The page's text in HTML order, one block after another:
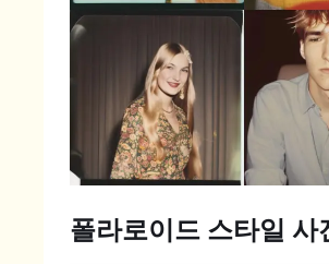
폴라로이드 스타일 사